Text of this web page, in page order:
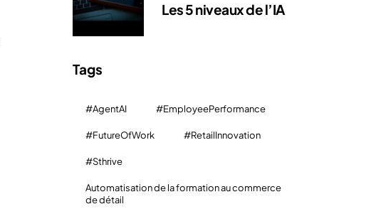
Les 5 niveaux de l’IA
Tags
#AgentAI #EmployeePerformance
#FutureOfWork #RetailInnovation
#Sthrive
Automatisation de la formation au commerce
de détail